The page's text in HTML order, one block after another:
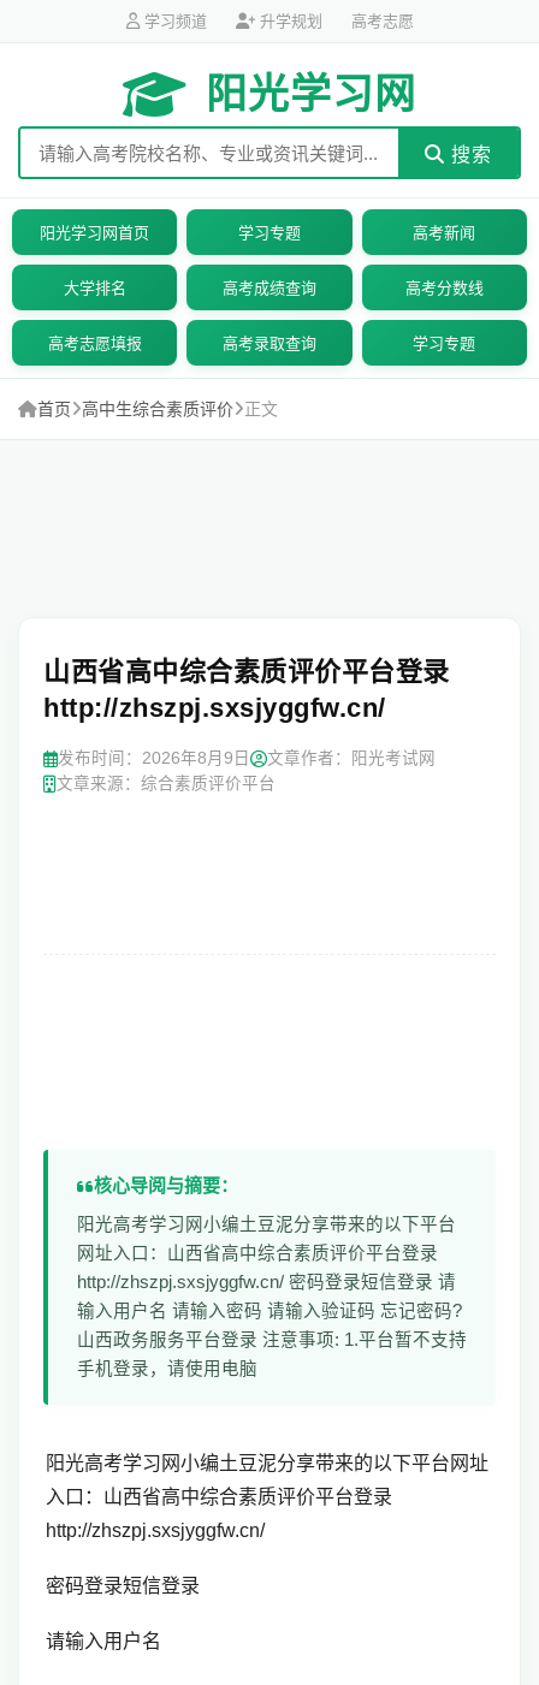
学习频道 升学规划 高考志愿
阳光学习网
搜索
阳光学习网首页 学习专题 高考新闻
大学排名 高考成绩查询 高考分数线
高考志愿填报 高考录取查询 学习专题
首页 高中生综合素质评价 正文
山西省高中综合素质评价平台登录
http://zhszpj.sxsjyggfw.cn/
发布时间： 2026年8月9日
文章作者：阳光考试网
文章来源：综合素质评价平台
核心导阅与摘要：
阳光高考学习网小编土豆泥分享带来的以下平台
网址入口：山西省高中综合素质评价平台登录
http://zhszpj.sxsjyggfw.cn/ 密码登录短信登录 请
输入用户名 请输入密码 请输入验证码 忘记密码?
山西政务服务平台登录 注意事项: 1.平台暂不支持
手机登录，请使用电脑
阳光高考学习网小编土豆泥分享带来的以下平台网址
入口： 山西省高中综合素质评价平台登录
http://zhszpj.sxsjyggfw.cn/
密码登录短信登录
请输入用户名